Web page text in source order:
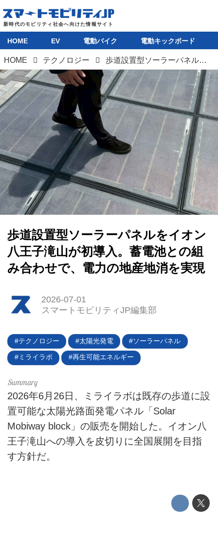
HOME
EV
電動バイク
ライフスタイル
テクノロジー
このメディアについて
HOME EV 電動バイク 電動キックボード
HOME テクノロジー 歩道設置型ソーラーパネルをイオン八王子滝山が初導入。蓄電池との組み合わせで、電力の地産地消を実現
歩道設置型ソーラーパネルをイオン
八王子滝山が初導入。蓄電池との組
み合わせで、電力の地産地消を実現
2026-07-01
スマートモビリティJP編集部
テクノロジー 太陽光発電 ソーラーパネル
ミライラボ 再生可能エネルギー
2026年6月26日、ミライラボは既存の歩道に設
置可能な太陽光路面発電パネル「Solar
Mobiway block」の販売を開始した。イオン八
王子滝山への導入を皮切りに全国展開を目指
す方針だ。